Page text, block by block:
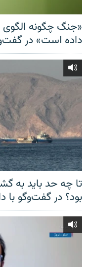
«جنگ چگونه الگوی
داده است» در
تا چه حد باید به
بود؟ در گفت‌وگو با